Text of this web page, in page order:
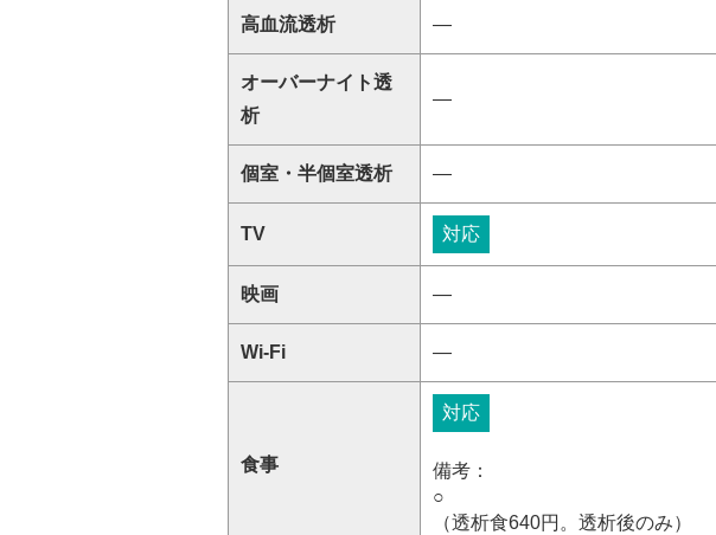
高血流透析 ―
オーバーナイト透
析
―
個室・半個室透析 ―
TV 対応
映画 ―
Wi-Fi ―
食事
対応
備考：
○
（透析食640円。透析後のみ）